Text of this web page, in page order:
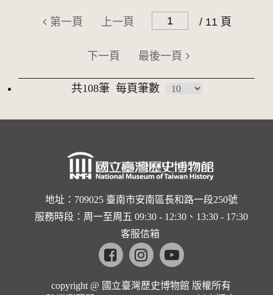
第一頁 上一頁 / 11 頁
下一頁 最後一頁
共108筆 每頁筆數
地址：709025 臺南市安南區長和路一段250號
服務時段：周一至周五 09:30 - 12:30、13:30 - 17:30
客服信箱
Facebookinstagramyoutube
copyright @ 國立臺灣歷史博物館 版權所有